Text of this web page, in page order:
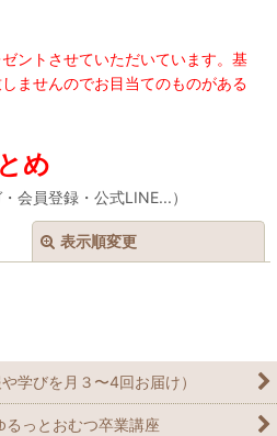
ントさせていただいています。基
ませんのでお目当てのものがある
め
会員登録・公式LINE...）
表示順変更
学びを月３〜4回お届け）
っとおむつ卒業講座